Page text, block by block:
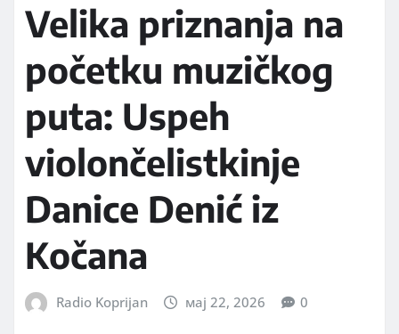
Velika priznanja na
početku muzičkog
puta: Uspeh
violončelistkinje
Danice Denić iz
Kočana
Radio Koprijan мај 22, 2026 0